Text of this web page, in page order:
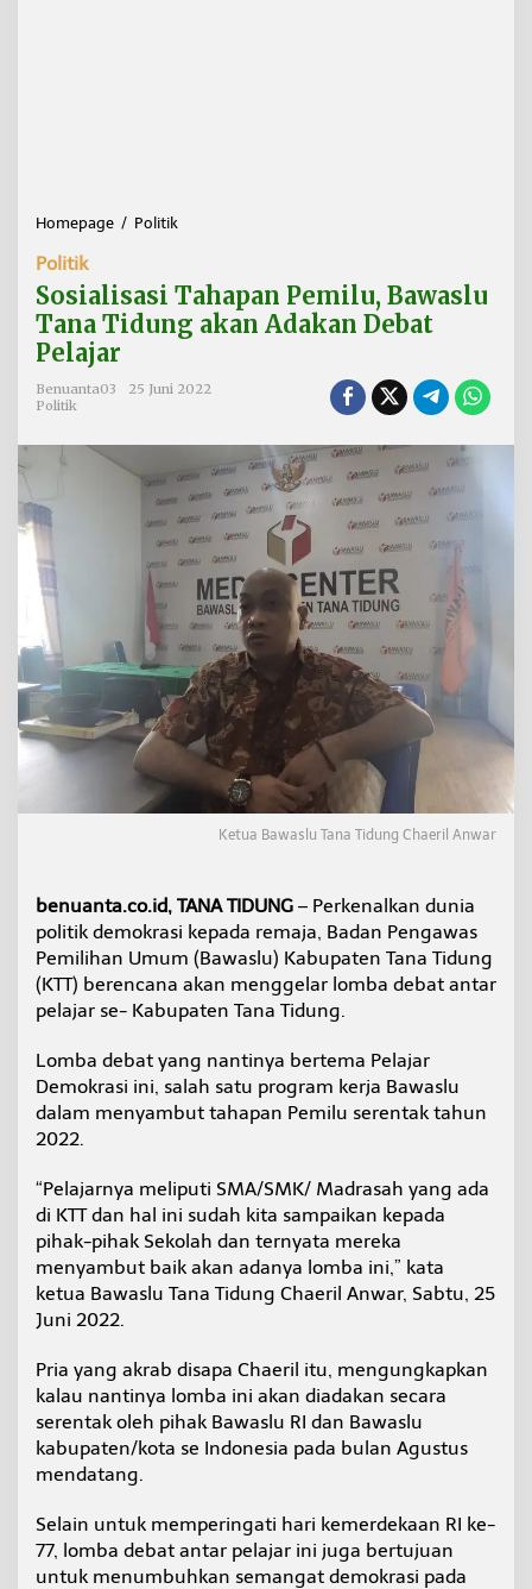
Homepage / Politik
i
a
l
a
a
a
a
m
i
l
u
a
T
a
T
i
u
n
a
n
A
a
k
a
b
a
t
P
j
a
r
Politik
Sosialisasi Tahapan Pemilu, Bawaslu
Tana Tidung akan Adakan Debat
Pelajar
Benuanta03
25 Juni 2022
Politik
Ketua Bawaslu Tana Tidung Chaeril Anwar
benuanta.co.id, TANA TIDUNG – Perkenalkan dunia
politik demokrasi kepada remaja, Badan Pengawas
Pemilihan Umum (Bawaslu) Kabupaten Tana Tidung
(KTT) berencana akan menggelar lomba debat antar
pelajar se- Kabupaten Tana Tidung.
Lomba debat yang nantinya bertema Pelajar
Demokrasi ini, salah satu program kerja Bawaslu
dalam menyambut tahapan Pemilu serentak tahun
2022.
“Pelajarnya meliputi SMA/SMK/ Madrasah yang ada
di KTT dan hal ini sudah kita sampaikan kepada
pihak-pihak Sekolah dan ternyata mereka
menyambut baik akan adanya lomba ini,” kata
ketua Bawaslu Tana Tidung Chaeril Anwar, Sabtu, 25
Juni 2022.
Pria yang akrab disapa Chaeril itu, mengungkapkan
kalau nantinya lomba ini akan diadakan secara
serentak oleh pihak Bawaslu RI dan Bawaslu
kabupaten/kota se Indonesia pada bulan Agustus
mendatang.
Selain untuk memperingati hari kemerdekaan RI ke-
77, lomba debat antar pelajar ini juga bertujuan
untuk menumbuhkan semangat demokrasi pada